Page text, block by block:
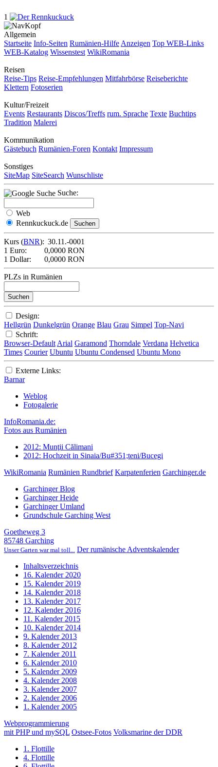
1
Allgemein
Startseite Info-Seiten Rumänien-Hilfe Anzeigen Top WEB-Links
WEB-Katalog Wissenstest WikiRomania
Reisen
Reise-Tips Reise-Empfehlungen Mitfahrbörse Reiseberichte
Klettern Fotoserien
Kultur/Freizeit
Events Restaurants Discos/Treffs rum. Sprache Texte Buchtips
Tradition Malerei
Kommunikation
Gästebuch Rumänien-Foren Kontakt Impressum
Sonstiges
SiteMap SiteSearch Wunschliste
Suche:
Web
Rennkuckuck.de
Kurs (BNR): 30.11.-0001
1 Euro:
0,0000 RON
1 Dollar:
0,0000 RON
PLZs in Rumänien
Design:
Hellgrün Dunkelgrün Orange Blau Grau Simpel Top-Navi
Schrift:
Browser-Default Arial Garamond Thorndale Verdana Helvetica
Times Courier Ubuntu Ubuntu Condensed Ubuntu Mono
Externe Links:
Barnar
Weblog
Fotogalerie
InfoRomania.de:
Fotos aus Rumänien
2012: Munţii Călimani
2012: Hochzeit in Sinaia/Bu#351;teni/Bucegi
WikiRomania Rumänien Rundbrief Karpatenferien Garchinger.de
Garchinger Blog
Garchinger Heide
Garchinger Umland
Grundschule Garching West
Goetheweg 3
85748 Garching
Unser Garten war mal toll... Der rumänische Adventskalender
Inhaltsverzeichnis
16. Kalender 2020
15. Kalender 2019
14. Kalender 2018
13. Kalender 2017
12. Kalender 2016
11. Kalender 2015
10. Kalender 2014
9. Kalender 2013
8. Kalender 2012
7. Kalender 2011
6. Kalender 2010
5. Kalender 2009
4. Kalender 2008
3. Kalender 2007
2. Kalender 2006
1. Kalender 2005
Webprogrammierung
mit PHP und mySQL Ostsee-Fotos Volksmarine der DDR
1. Flottille
4. Flottille